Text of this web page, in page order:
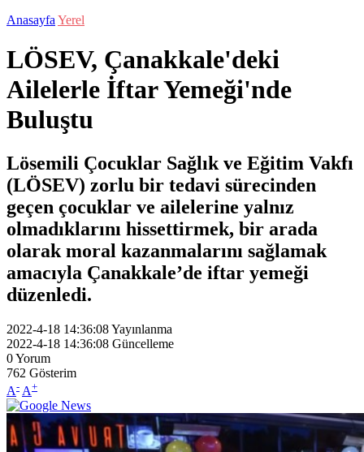
Anasayfa Yerel
LÖSEV, Çanakkale'deki
Ailelerle İftar Yemeği'nde
Buluştu
Lösemili Çocuklar Sağlık ve Eğitim Vakfı
(LÖSEV) zorlu bir tedavi sürecinden
geçen çocuklar ve ailelerine yalnız
olmadıklarını hissettirmek, bir arada
olarak moral kazanmalarını sağlamak
amacıyla Çanakkale’de iftar yemeği
düzenledi.
2022-4-18 14:36:08Yayınlanma
2022-4-18 14:36:08 Güncelleme
0Yorum
762 Gösterim
A- A+